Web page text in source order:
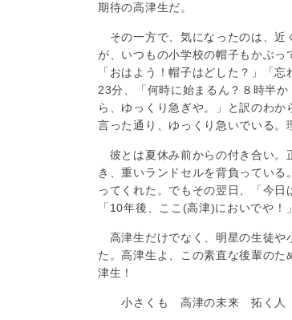
期待の高津生だ。
その一方で、気になったのは、近
が、いつもの小学校の帽子もかぶっ
「おはよう！帽子はどした？」「
23分、「何時に始まるん？８時半
ら、ゆっくり急ぎや。」と訳のわ
言った通り、ゆっくり急いでいる。
彼とは夏休み前からの付き合い。
き、重いランドセルを背負ってい
ってくれた。でもその翌日、「今
「10年後、ここ(高津)においでや
高津生だけでなく、明星の生徒や
た。高津生よ、この素直な後輩の
津生！
小さくも 高津の未来 拓く人